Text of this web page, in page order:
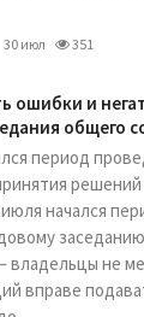
30 июл 351
ошибки и
общего
период
начался
владельцы не
вправе